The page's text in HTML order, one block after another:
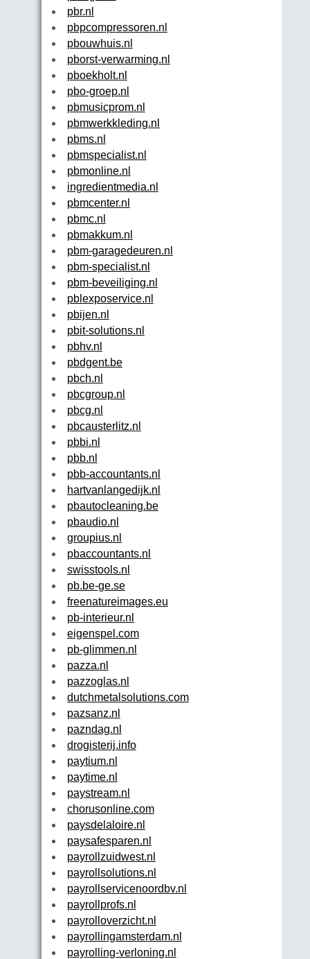
pbr.nl
pbpcompressoren.nl
pbouwhuis.nl
pborst-verwarming.nl
pboekholt.nl
pbo-groep.nl
pbmusicprom.nl
pbmwerkkleding.nl
pbms.nl
pbmspecialist.nl
pbmonline.nl
ingredientmedia.nl
pbmcenter.nl
pbmc.nl
pbmakkum.nl
pbm-garagedeuren.nl
pbm-specialist.nl
pbm-beveiliging.nl
pblexposervice.nl
pbijen.nl
pbit-solutions.nl
pbhv.nl
pbdgent.be
pbch.nl
pbcgroup.nl
pbcg.nl
pbcausterlitz.nl
pbbi.nl
pbb.nl
pbb-accountants.nl
hartvanlangedijk.nl
pbautocleaning.be
pbaudio.nl
groupius.nl
pbaccountants.nl
swisstools.nl
pb.be-ge.se
freenatureimages.eu
pb-interieur.nl
eigenspel.com
pb-glimmen.nl
pazza.nl
pazzoglas.nl
dutchmetalsolutions.com
pazsanz.nl
pazndag.nl
drogisterij.info
paytium.nl
paytime.nl
paystream.nl
chorusonline.com
paysdelaloire.nl
paysafesparen.nl
payrollzuidwest.nl
payrollsolutions.nl
payrollservicenoordbv.nl
payrollprofs.nl
payrolloverzicht.nl
payrollingamsterdam.nl
payrolling-verloning.nl